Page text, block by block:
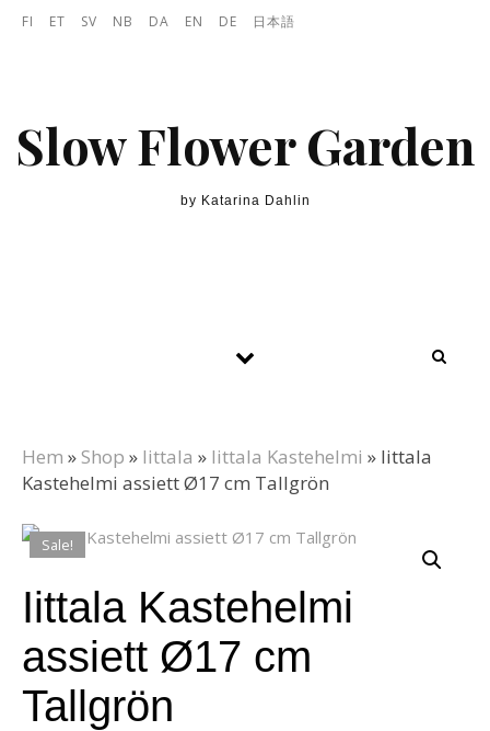
Skip to content
FI ET SV NB DA EN DE 日本語
Slow Flower Garden
by Katarina Dahlin
Hem » Shop » Iittala » Iittala Kastehelmi » Iittala
Kastehelmi assiett Ø17 cm Tallgrön
Sale!
Iittala Kastehelmi
assiett Ø17 cm
Tallgrön